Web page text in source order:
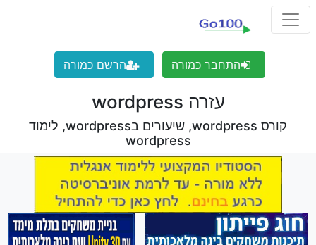
התחבר כמורה הרשם כמורה
עזרה wordpress
קורס wordpress, שיעורים בwordpress, לימוד
wordpress